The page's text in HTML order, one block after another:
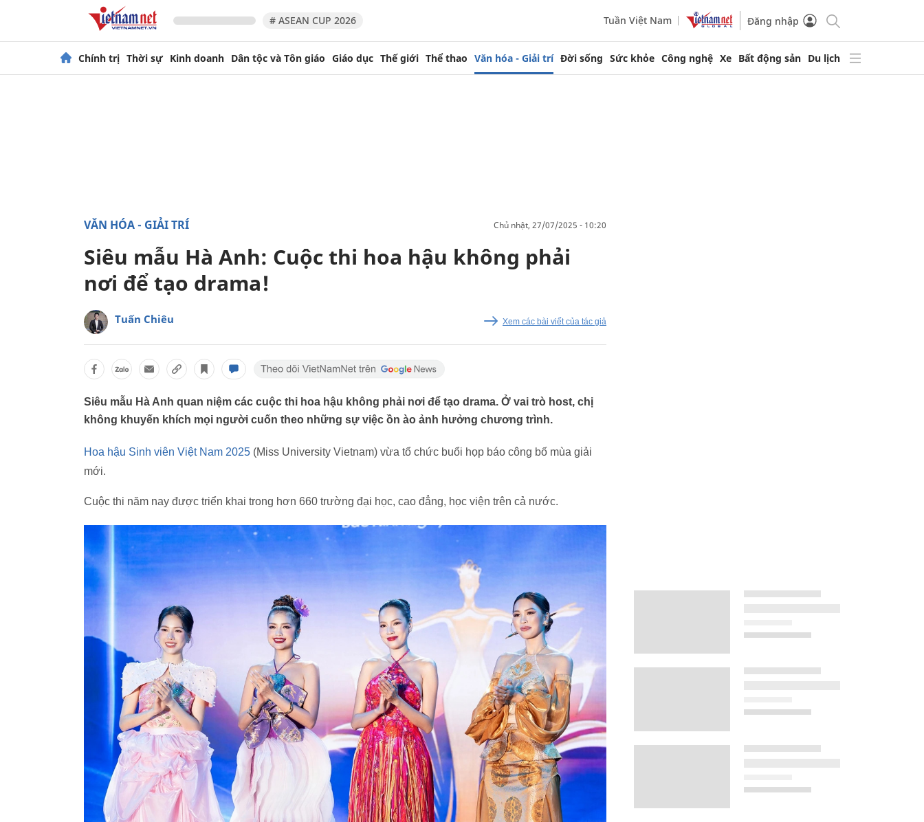
# ASEAN CUP 2026 Tuần Việt Nam Đăng nhập
Chính trị Thời sự Kinh doanh Dân tộc và Tôn giáo Giáo dục Thế giới Thể thao Văn hóa - Giải trí Đời sống Sức khỏe Công nghệ Xe Bất động sản Du lịch
VĂN HÓA - GIẢI TRÍ chủ nhật, 27/07/2025 - 10:20
Siêu mẫu Hà Anh: Cuộc thi hoa hậu không phải
nơi để tạo drama!
Tuấn Chiêu Xem các bài viết của tác giả
Siêu mẫu Hà Anh quan niệm các cuộc thi hoa hậu không phải nơi để tạo drama. Ở vai trò host, chị
không khuyến khích mọi người cuốn theo những sự việc ồn ào ảnh hưởng chương trình.
Hoa hậu Sinh viên Việt Nam 2025 (Miss University Vietnam) vừa tổ chức buổi họp báo công bố mùa giải
mới.
Cuộc thi năm nay được triển khai trong hơn 660 trường đại học, cao đẳng, học viện trên cả nước.